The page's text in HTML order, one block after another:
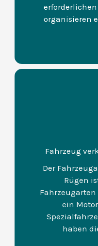
organisieren
Fahrzeug
Der
Rügen
Fahrzeugarten
ein
haben